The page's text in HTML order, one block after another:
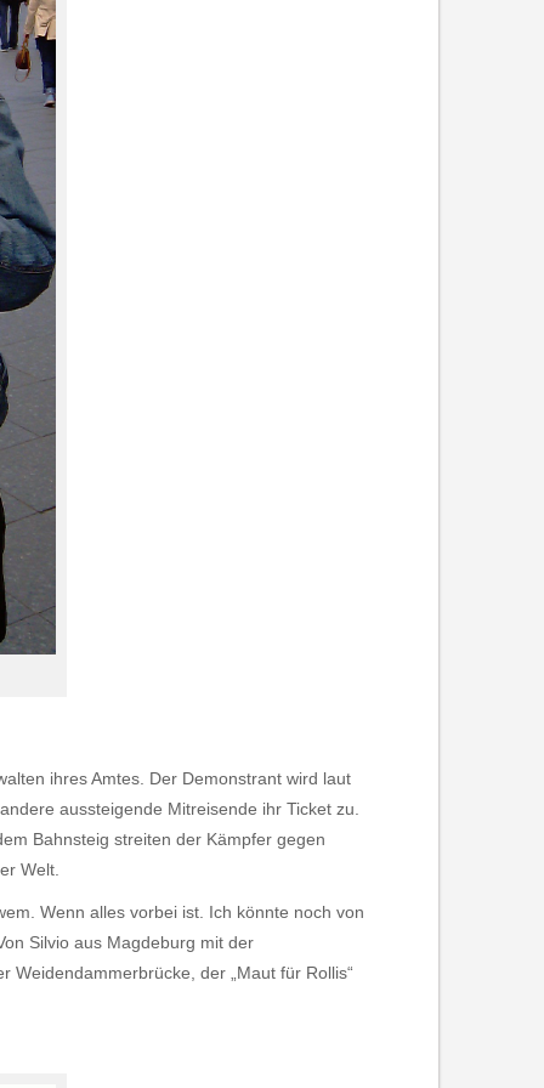
ihres Amtes. Der Demonstrant wird laut
aussteigende Mitreisende ihr Ticket zu.
Bahnsteig streiten der Kämpfer gegen
Welt.
Wenn alles vorbei ist. Ich könnte noch von
Silvio aus Magdeburg mit der
Weidendammerbrücke, der „Maut für Rollis“